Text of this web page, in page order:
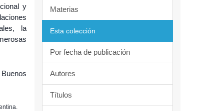
y
la
Materias
Esta colección
Por fecha de publicación
Autores
Títulos